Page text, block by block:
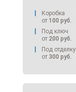
Коробка
от 100 руб.
Под ключ
от 200 руб.
Под отделку
от 300 руб.